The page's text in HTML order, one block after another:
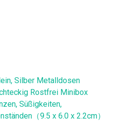
Silber Metalldosen
Rostfrei Minibox
Süßigkeiten,
（9.5 x 6.0 x 2.2cm）